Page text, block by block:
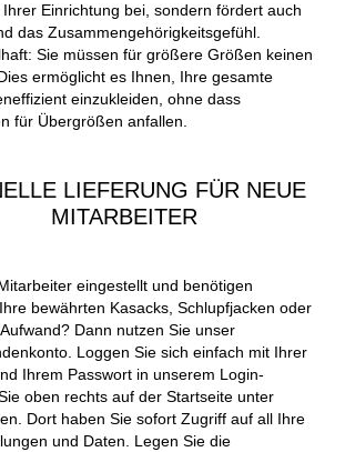
Einrichtung bei, sondern fördert auch
das Zusammengehörigkeitsgefühl.
Sie müssen für größere Größen keinen
ermöglicht es Ihnen, Ihre gesamte
einzukleiden, ohne dass
für Übergrößen anfallen.
LIEFERUNG FÜR NEUE
MITARBEITER
eingestellt und benötigen
bewährten Kasacks, Schlupfjacken oder
Dann nutzen Sie unser
Loggen Sie sich einfach mit Ihrer
Ihrem Passwort in unserem Login-
oben rechts auf der Startseite unter
Dort haben Sie sofort Zugriff auf all Ihre
und Daten. Legen Sie die